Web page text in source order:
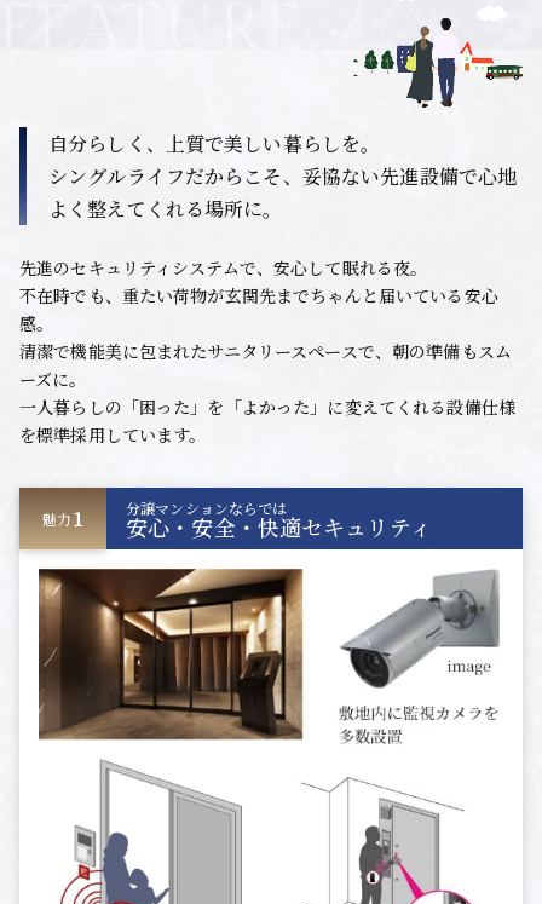
自分らしく、上質で美しい暮らしを。
シングルライフだからこそ、妥協ない先進設備で心地
よく整えてくれる場所に。
先進のセキュリティシステムで、安心して眠れる夜。
不在時でも、重たい荷物が玄関先までちゃんと届いている安心
感。
清潔で機能美に包まれたサニタリースペースで、朝の準備もスム
ーズに。
一人暮らしの「困った」を「よかった」に変えてくれる設備仕様
を標準採用しています。
魅力1 分譲マンションならでは
安心・安全・快適セキュリティ